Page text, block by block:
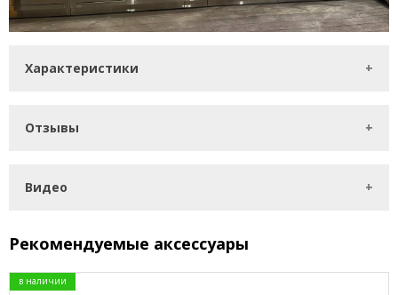
Характеристики
Отзывы
Видео
Рекомендуемые аксессуары
в наличии